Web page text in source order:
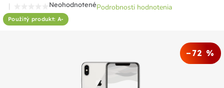
Použitý produkt: A-
Priemerné
hodnotenie
NeohodnotenéPodrobnosti hodnotenia
–72 %